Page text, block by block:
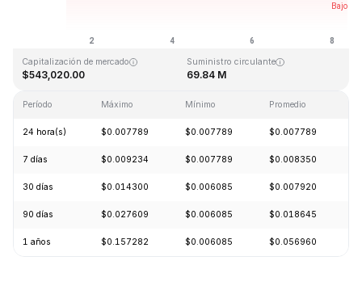
Capitalización de mercado
$543,020.00
Suministro circulante
69.84 M
Período Máximo Mínimo Promedio
24 hora(s) $0.007789 $0.007789 $0.007789
7 días $0.009234 $0.007789 $0.008350
30 días $0.014300 $0.006085 $0.007920
90 días $0.027609 $0.006085 $0.018645
1 años $0.157282 $0.006085 $0.056960